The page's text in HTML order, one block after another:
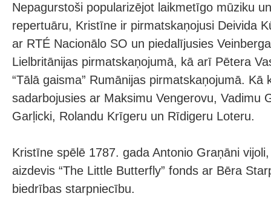
Nepagurstoši popularizējot laikmetīgo mūziku
repertuāru, Kristīne ir pirmatskaņojusi Deivida
ar RTÉ Nacionālo SO un piedalījusies
Lielbritānijas pirmatskaņojumā, kā arī Pētera
“Tālā gaisma” Rumānijas pirmatskaņojumā. Kā
sadarbojusies ar Maksimu Vengerovu, Vadimu
Garļicki, Rolandu Krīgeru un Rīdigeru Loteru.
Kristīne spēlē 1787. gada Antonio Graņāni
aizdevis “The Little Butterfly” fonds ar Bēra
biedrības starpniecību.